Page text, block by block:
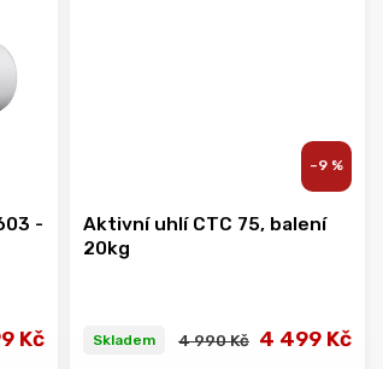
-
Kč
–9 %
Aktivní uhlí CTC 75, balení
20kg
Skladem 4 990 Kč 4 499 Kč